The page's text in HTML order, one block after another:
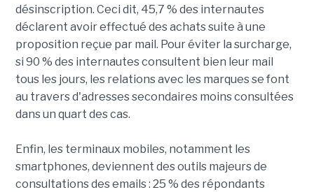
désinscription. Ceci dit, 45,7 % des internautes
déclarent avoir effectué des achats suite à une
proposition reçue par mail. Pour éviter la surcharge,
si 90 % des internautes consultent bien leur mail
tous les jours, les relations avec les marques se font
au travers d'adresses secondaires moins consultées
dans un quart des cas.
Enfin, les terminaux mobiles, notamment les
smartphones, deviennent des outils majeurs de
consultations des emails : 25 % des répondants